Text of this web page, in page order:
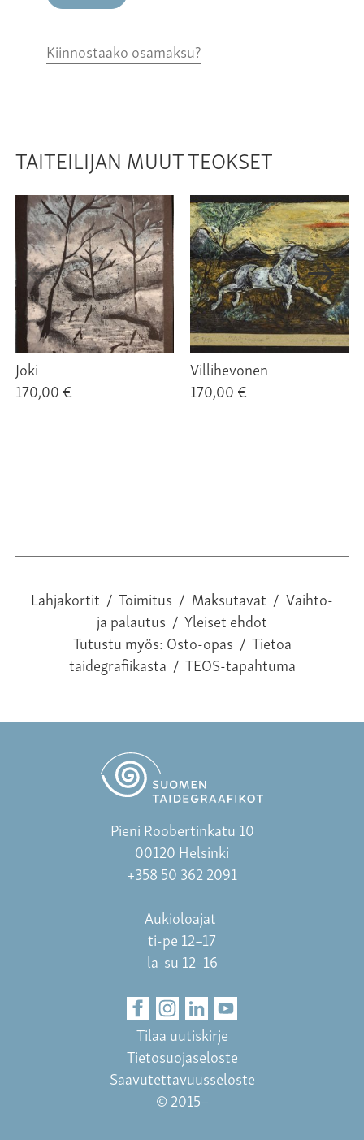
Kiinnostaako osamaksu?
TAITEILIJAN MUUT TEOKSET
Joki
170,00 €
Villihevonen
170,00 €
Lahjakortit / Toimitus / Maksutavat / Vaihto-
ja palautus / Yleiset ehdot
Tutustu myös:Osto-opas / Tietoa
taidegrafiikasta / TEOS-tapahtuma
Pieni Roobertinkatu 10
00120 Helsinki
+358 50 362 2091
Aukioloajat
ti-pe 12–17
la-su 12–16
Tilaa uutiskirje
Tietosuojaseloste
Saavutettavuusseloste
© 2015–